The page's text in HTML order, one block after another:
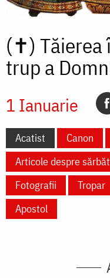
(✝) Tăierea
trup a
1 Ianuarie
Acatist Canon
Articole despre
Fotografii
Tropar
Apostol